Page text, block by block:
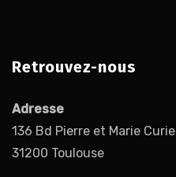
Retrouvez-nous
Adresse
136 Bd Pierre et Marie Curie
31200 Toulouse